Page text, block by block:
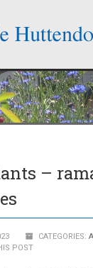
–
CATEGORIES:
POST